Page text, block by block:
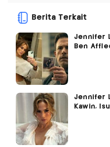
Berita Terkait
Jennifer
Ben
Jennifer
Kawin,